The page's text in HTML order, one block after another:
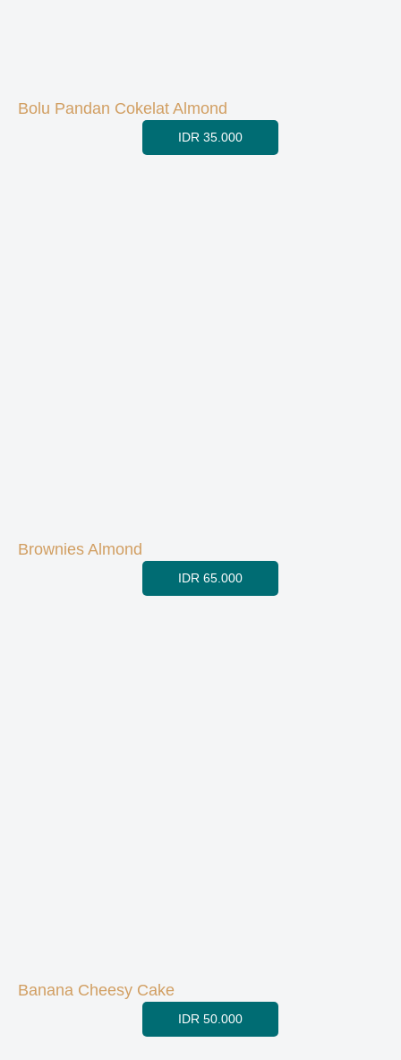
Bolu Pandan Cokelat Almond
IDR 35.000
Brownies Almond
IDR 65.000
Banana Cheesy Cake
IDR 50.000